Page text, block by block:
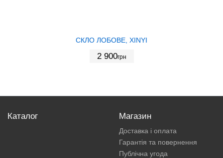
СКЛО ЛОБОВЕ, XINYI
2 900грн
Каталог Магазин
Доставка і оплата
Гарантія та повернення
Публічна угода